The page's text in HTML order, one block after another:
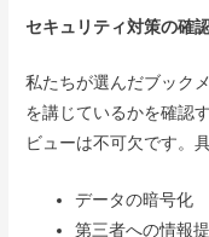
セキュリティ対策の確
私たちが選んだブック
を講じているかを確認
ビューは不可欠です。
データの暗号化
第三者への情報